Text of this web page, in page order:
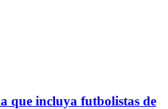
que incluya futbolistas de